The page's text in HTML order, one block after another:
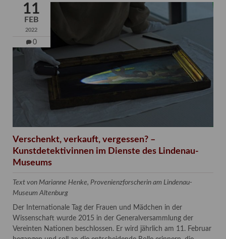
11
FEB
2022
0
Verschenkt, verkauft, vergessen? –
Kunstdetektivinnen im Dienste des Lindenau-
Museums
Text von Marianne Henke, Provenienzforscherin am Lindenau-
Museum Altenburg
Der Internationale Tag der Frauen und Mädchen in der
Wissenschaft wurde 2015 in der Generalversammlung der
Vereinten Nationen beschlossen. Er wird jährlich am 11. Februar